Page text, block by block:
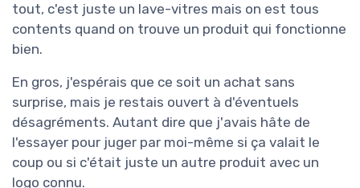
tout, c'est juste un lave-vitres mais on est tous
contents quand on trouve un produit qui fonctionne
bien.
En gros, j'espérais que ce soit un achat sans
surprise, mais je restais ouvert à d'éventuels
désagréments. Autant dire que j'avais hâte de
l'essayer pour juger par moi-même si ça valait le
coup ou si c'était juste un autre produit avec un
logo connu.